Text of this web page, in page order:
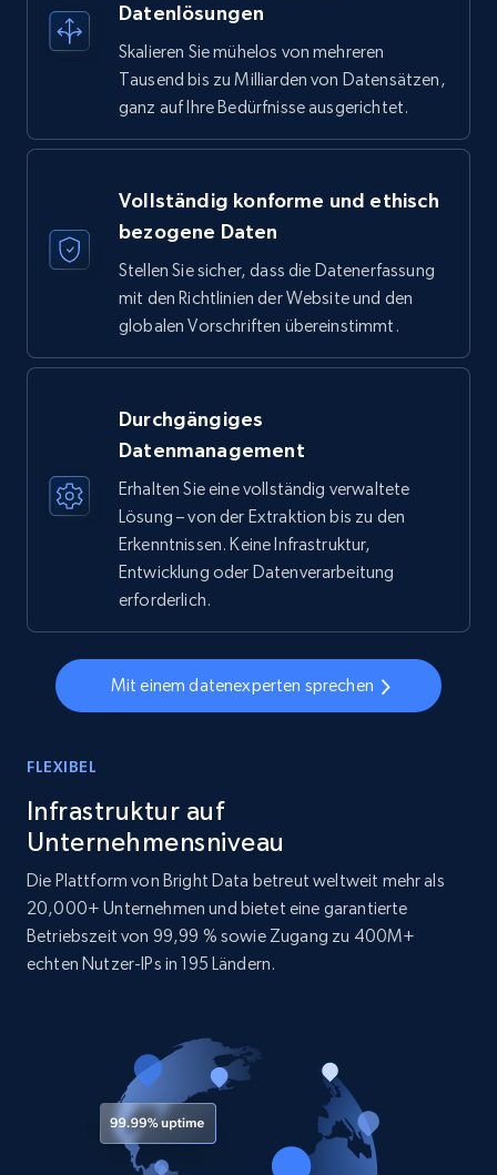
Datenlösungen
Skalieren Sie mühelos von mehreren
Tausend bis zu Milliarden von Datensätzen,
ganz auf Ihre Bedürfnisse ausgerichtet.
Vollständig konforme und ethisch
bezogene Daten
Stellen Sie sicher, dass die Datenerfassung
mit den Richtlinien der Website und den
globalen Vorschriften übereinstimmt.
Durchgängiges
Datenmanagement
Erhalten Sie eine vollständig verwaltete
Lösung – von der Extraktion bis zu den
Erkenntnissen. Keine Infrastruktur,
Entwicklung oder Datenverarbeitung
erforderlich.
Mit einem datenexperten sprechen
FLEXIBEL
Infrastruktur auf
Unternehmensniveau
Die Plattform von Bright Data betreut weltweit mehr als
20,000+ Unternehmen und bietet eine garantierte
Betriebszeit von 99,99 % sowie Zugang zu 400M+
echten Nutzer-IPs in 195 Ländern.